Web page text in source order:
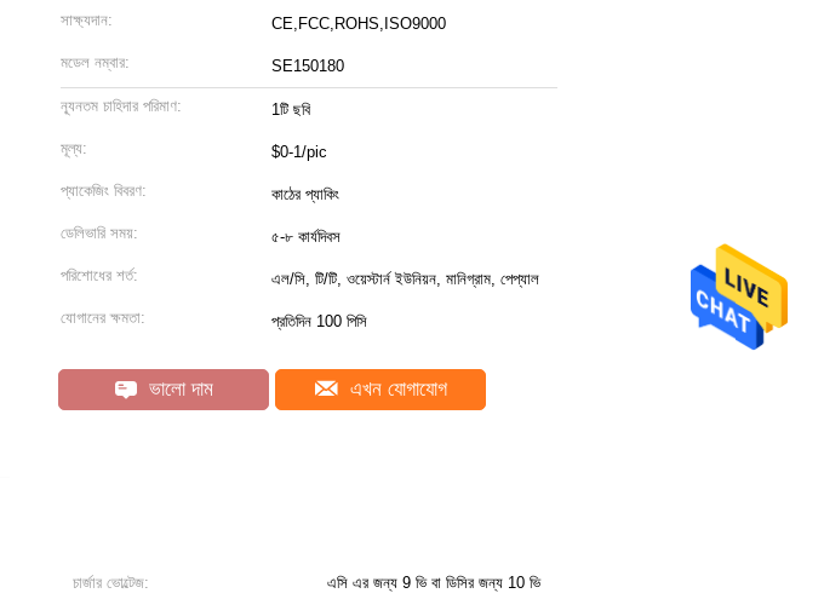
সাক্ষ্যদান: CE,FCC,ROHS,ISO9000
মডেল নম্বার: SE150180
ন্যূনতম চাহিদার পরিমাণ: 1টি ছবি
মূল্য: $0-1/pic
প্যাকেজিং বিবরণ: কাঠের প্যাকিং
ডেলিভারি সময়: ৫-৮ কার্যদিবস
পরিশোধের শর্ত: এল/সি, টি/টি, ওয়েস্টার্ন ইউনিয়ন, মানিগ্রাম, পেপ্যাল
যোগানের ক্ষমতা: প্রতিদিন 100 পিসি
ভালো দাম এখন যোগাযোগ
চার্জার ভোল্টেজ:
এসি এর জন্য 9 ভি বা ডিসির জন্য 10 ভি